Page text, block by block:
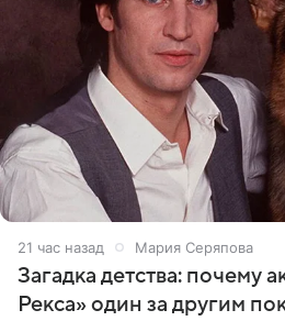
21 час назад Мария Серяпова
Загадка детства: почему
Рекса» один за другим